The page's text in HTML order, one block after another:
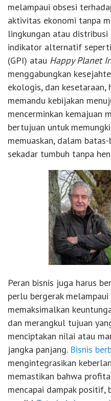
melampaui obsesi
aktivitas ekonomi tanpa
lingkungan atau distribusi
indikator alternatif seperti
(GPI) atau Happy Planet
menggabungkan
ekologis, dan kesetaraan,
memandu kebijakan
mencerminkan kemajuan
bertujuan untuk
memuaskan, dalam
sekadar tumbuh tanpa
Peran bisnis juga harus
perlu bergerak
memaksimalkan
dan merangkul tujuan
menciptakan nilai atau
jangka panjang. Bisnis
mengintegrasikan
memastikan bahwa
mencapai dampak positif,